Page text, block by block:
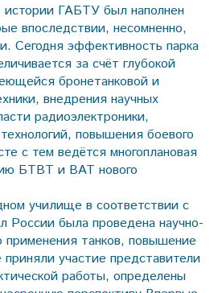
ГАБТУ был наполнен
впоследствии, несомненно,
Сегодня эффективность парка
за счёт глубокой
бронетанковой и
внедрения научных
радиоэлектроники,
повышения боевого
с тем ведётся многоплановая
БТВТ и ВАТ нового
училище в соответствии с
России была проведена научно-
применения танков, повышение
участие представители
работы, определены